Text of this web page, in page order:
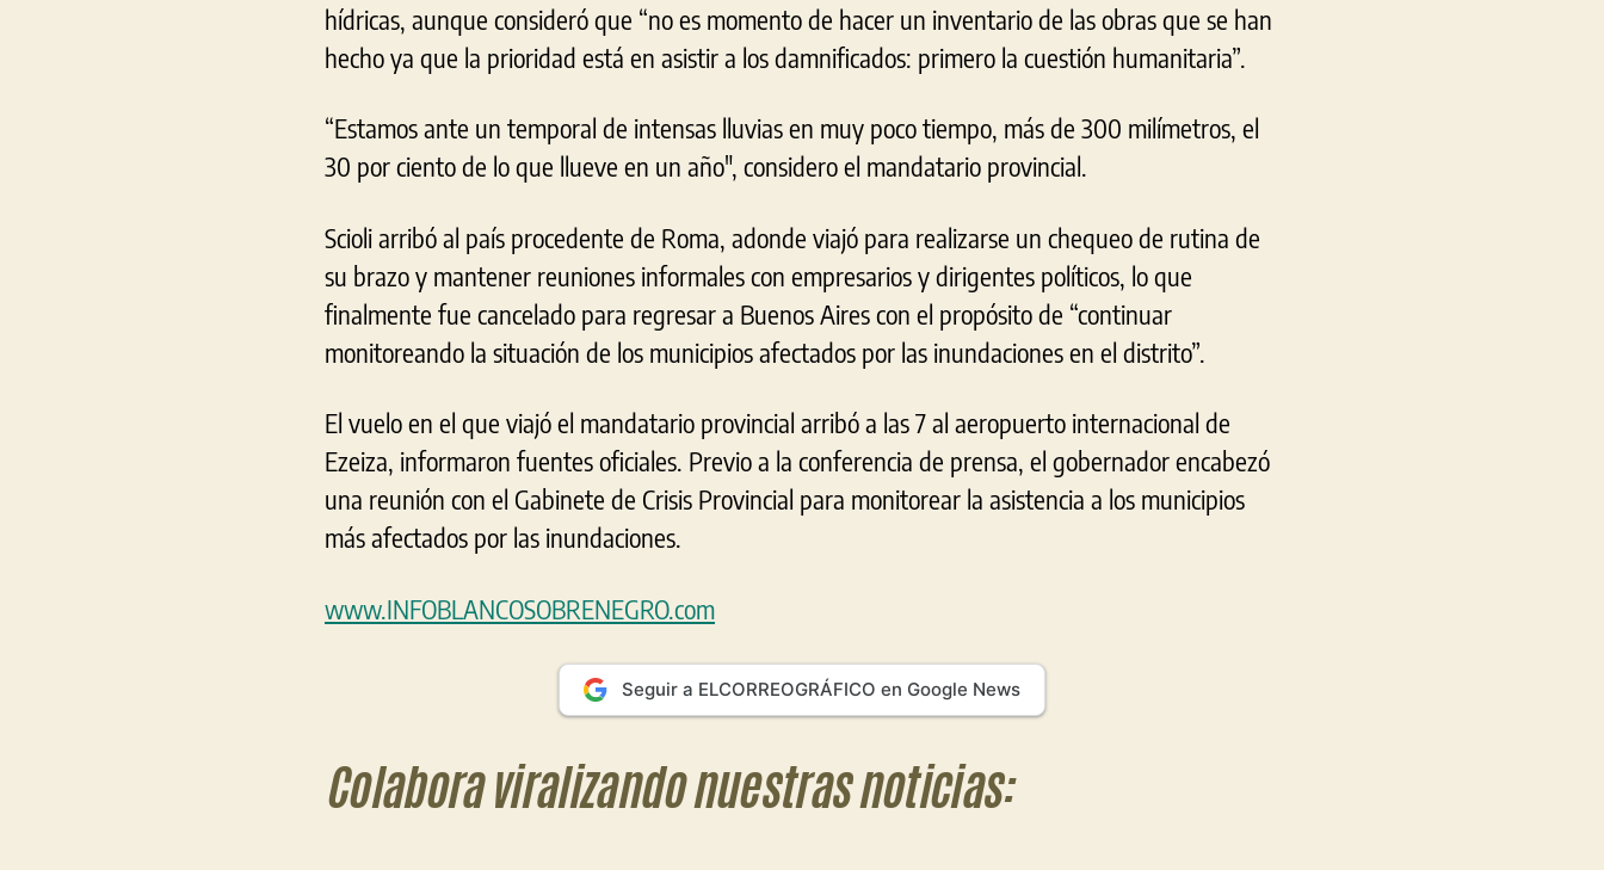
hídricas, aunque consideró que “no es momento de hacer un inventario de las obras que se han
hecho ya que la prioridad está en asistir a los damnificados: primero la cuestión humanitaria”.
“Estamos ante un temporal de intensas lluvias en muy poco tiempo, más de 300 milímetros, el
30 por ciento de lo que llueve en un año", considero el mandatario provincial.
Scioli arribó al país procedente de Roma, adonde viajó para realizarse un chequeo de rutina de
su brazo y mantener reuniones informales con empresarios y dirigentes políticos, lo que
finalmente fue cancelado para regresar a Buenos Aires con el propósito de “continuar
monitoreando la situación de los municipios afectados por las inundaciones en el distrito”.
El vuelo en el que viajó el mandatario provincial arribó a las 7 al aeropuerto internacional de
Ezeiza, informaron fuentes oficiales. Previo a la conferencia de prensa, el gobernador encabezó
una reunión con el Gabinete de Crisis Provincial para monitorear la asistencia a los municipios
más afectados por las inundaciones.
www.INFOBLANCOSOBRENEGRO.com
Seguir a ELCORREOGRÁFICO en Google News
Colabora viralizando nuestras noticias: